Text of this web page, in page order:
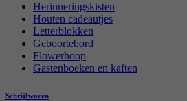
Herinneringskisten
Houten cadeautjes
Letterblokken
Geboortebord
Flowerhoop
Gastenboeken en kaften
Schrijfwaren